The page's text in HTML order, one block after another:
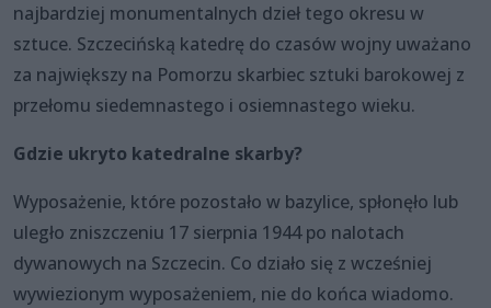
najbardziej monumentalnych dzieł tego okresu w
sztuce. Szczecińską katedrę do czasów wojny uważano
za największy na Pomorzu skarbiec sztuki barokowej z
przełomu siedemnastego i osiemnastego wieku.
Gdzie ukryto katedralne skarby?
Wyposażenie, które pozostało w bazylice, spłonęło lub
uległo zniszczeniu 17 sierpnia 1944 po nalotach
dywanowych na Szczecin. Co działo się z wcześniej
wywiezionym wyposażeniem, nie do końca wiadomo.